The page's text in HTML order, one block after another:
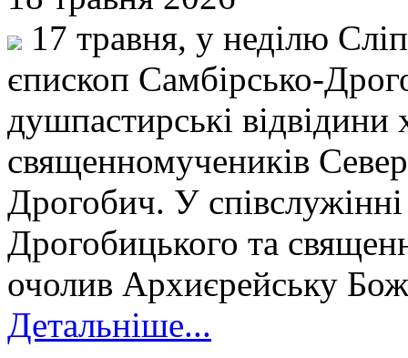
17 травня, у неділю
єпископ Самбірсько-
душпастирські
священномучеників
Дрогобич. У
Дрогобицького та
очолив Архиєрейську
Детальніше...